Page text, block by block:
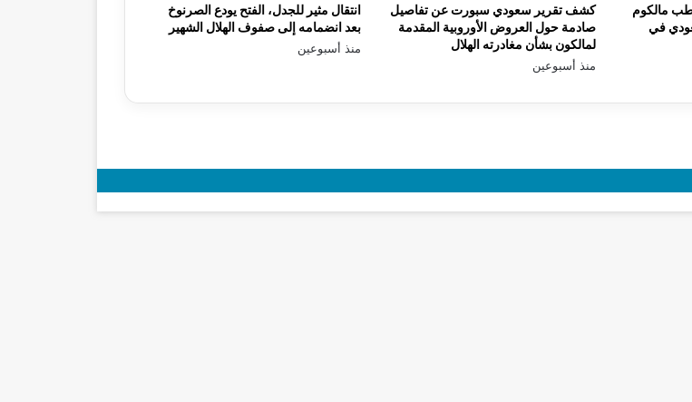
انتقال مثير للجدل، الفتح يودع الصرنوخ
بعد انضمامه إلى صفوف الهلال الشهير
منذ أسبوعين
كشف تقرير سعودي سبورت عن تفاصيل
صادمة حول العروض الأوروبية المقدمة
لمالكون بشأن مغادرته الهلال
منذ أسبوعين
مالكوم
في